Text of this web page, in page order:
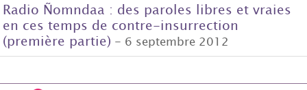
Radio Ñomndaa : des paroles libres et vraies
en ces temps de contre-insurrection
(première partie) - 6 septembre 2012